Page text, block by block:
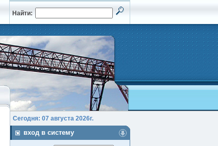
Найти:
Сегодня: 07 августа 2026г.
вход в систему